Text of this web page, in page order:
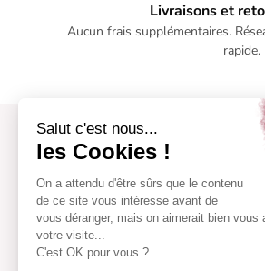
Salut c'est nous...
les Cookies !
On a attendu d'être sûrs que le contenu
de ce site vous intéresse avant de
vous déranger, mais on aimerait bien vous
votre visite...
C'est OK pour vous ?
Livraisons et
Aucun frais supplémentaires.
rapide.